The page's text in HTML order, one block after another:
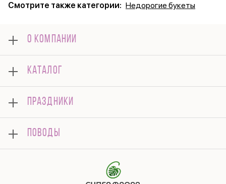
Смотрите также категории: Недорогие букеты
О КОМПАНИИ
Оплата
Отзывы
Гарантии
Доставка
Корпоративным клиентам
Вопросы и ответы
Политика конфиденциальности
КАТАЛОГ
Розы
Композиции
Комнатные
Подарки
Открытки
ПРАЗДНИКИ
14 февраля
День Матери
ПОВОДЫ